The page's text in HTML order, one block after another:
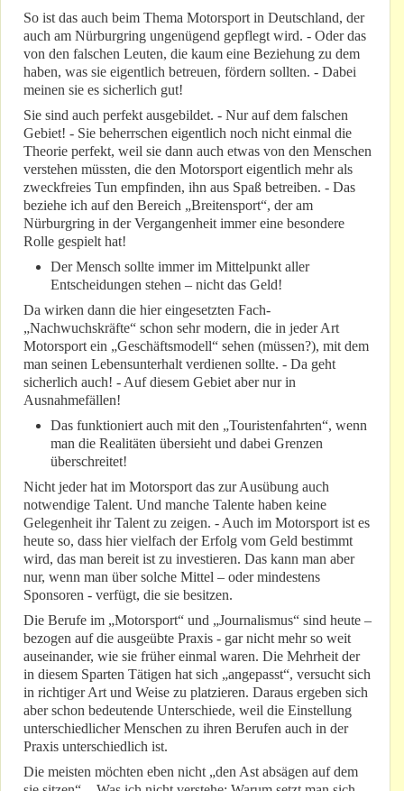
So ist das auch beim Thema Motorsport in Deutschland, der
auch am Nürburgring ungenügend gepflegt wird. - Oder das
von den falschen Leuten, die kaum eine Beziehung zu dem
haben, was sie eigentlich betreuen, fördern sollten. - Dabei
meinen sie es sicherlich gut!
Sie sind auch perfekt ausgebildet. - Nur auf dem falschen
Gebiet! - Sie beherrschen eigentlich noch nicht einmal die
Theorie perfekt, weil sie dann auch etwas von den Menschen
verstehen müssten, die den Motorsport eigentlich mehr als
zweckfreies Tun empfinden, ihn aus Spaß betreiben. - Das
beziehe ich auf den Bereich „Breitensport“, der am
Nürburgring in der Vergangenheit immer eine besondere
Rolle gespielt hat!
Der Mensch sollte immer im Mittelpunkt aller
Entscheidungen stehen – nicht das Geld!
Da wirken dann die hier eingesetzten Fach-
„Nachwuchskräfte“ schon sehr modern, die in jeder Art
Motorsport ein „Geschäftsmodell“ sehen (müssen?), mit dem
man seinen Lebensunterhalt verdienen sollte. - Da geht
sicherlich auch! - Auf diesem Gebiet aber nur in
Ausnahmefällen!
Das funktioniert auch mit den „Touristenfahrten“, wenn
man die Realitäten übersieht und dabei Grenzen
überschreitet!
Nicht jeder hat im Motorsport das zur Ausübung auch
notwendige Talent. Und manche Talente haben keine
Gelegenheit ihr Talent zu zeigen. - Auch im Motorsport ist es
heute so, dass hier vielfach der Erfolg vom Geld bestimmt
wird, das man bereit ist zu investieren. Das kann man aber
nur, wenn man über solche Mittel – oder mindestens
Sponsoren - verfügt, die sie besitzen.
Die Berufe im „Motorsport“ und „Journalismus“ sind heute –
bezogen auf die ausgeübte Praxis - gar nicht mehr so weit
auseinander, wie sie früher einmal waren. Die Mehrheit der
in diesem Sparten Tätigen hat sich „angepasst“, versucht sich
in richtiger Art und Weise zu platzieren. Daraus ergeben sich
aber schon bedeutende Unterschiede, weil die Einstellung
unterschiedlicher Menschen zu ihren Berufen auch in der
Praxis unterschiedlich ist.
Die meisten möchten eben nicht „den Ast absägen auf dem